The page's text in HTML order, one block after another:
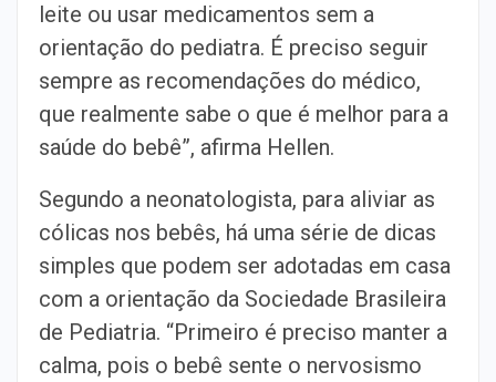
leite ou usar medicamentos sem a
orientação do pediatra. É preciso seguir
sempre as recomendações do médico,
que realmente sabe o que é melhor para a
saúde do bebê”, afirma Hellen.
Segundo a neonatologista, para aliviar as
cólicas nos bebês, há uma série de dicas
simples que podem ser adotadas em casa
com a orientação da Sociedade Brasileira
de Pediatria. “Primeiro é preciso manter a
calma, pois o bebê sente o nervosismo